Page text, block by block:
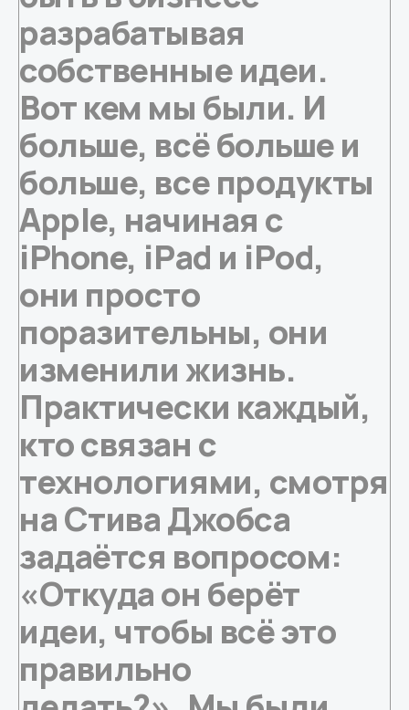
разрабатывая
собственные идеи.
Вот кем мы были. И
больше, всё больше и
больше, все продукты
Apple, начиная с
iPhone, iPad и iPod,
они просто
поразительны, они
изменили жизнь.
Практически каждый,
кто связан с
технологиями, смотря
на Стива Джобса
задаётся вопросом:
«Откуда он берёт
идеи, чтобы всё это
правильно